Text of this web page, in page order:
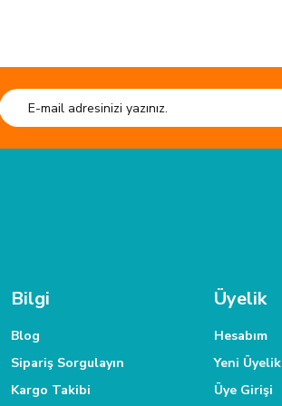
Soru Sor
kesim tahtası sistem çantası
HIZLI GÖNDERİ
Bilgi
Blog
Sipariş Sorgulayın
Kargo Takibi
Üyelik
Hesabım
Yeni Üyelik
Üye Girişi